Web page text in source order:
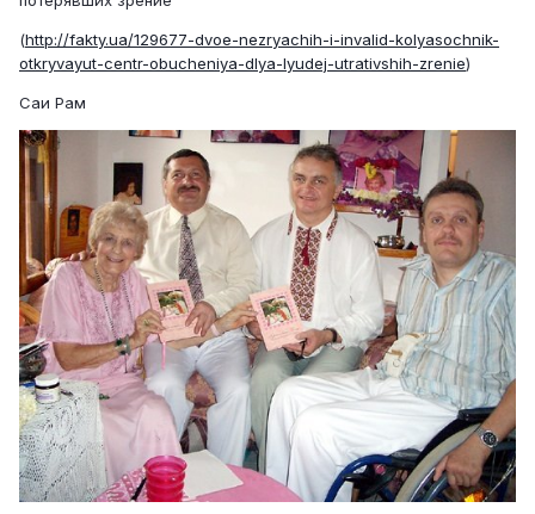
(http://fakty.ua/129677-dvoe-nezryachih-i-invalid-kolyasochnik-
otkryvayut-centr-obucheniya-dlya-lyudej-utrativshih-zrenie)
Саи Рам